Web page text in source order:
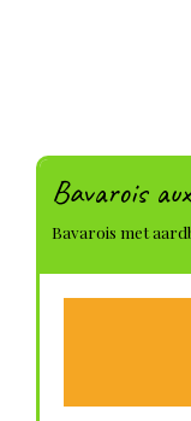
Bavarois
Bavarois met